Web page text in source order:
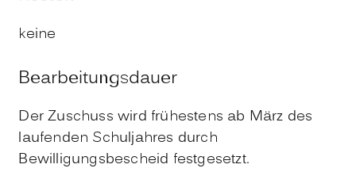
keine
Bearbeitungsdauer
Der Zuschuss wird frühestens ab März des
laufenden Schuljahres durch
Bewilligungsbescheid festgesetzt.